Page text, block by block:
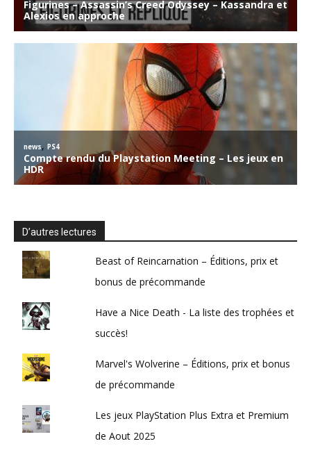
D’autres lectures
Beast of Reincarnation – Éditions, prix et
bonus de précommande
Have a Nice Death - La liste des trophées et
succès!
Marvel's Wolverine – Éditions, prix et bonus
de précommande
Les jeux PlayStation Plus Extra et Premium
de Aout 2025